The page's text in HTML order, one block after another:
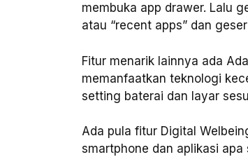
membuka app drawer. Lalu
atau “recent apps” dan
Fitur menarik lainnya ada
memanfaatkan teknologi
setting baterai dan layar
Ada pula fitur Digital
smartphone dan aplikasi